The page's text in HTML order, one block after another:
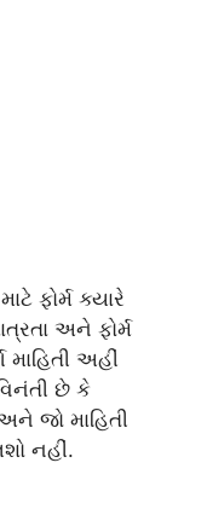
ફોર્મ ક્યારે
અને ફોર્મ
અહીં
છે કે
જો માહિતી
નહીં.